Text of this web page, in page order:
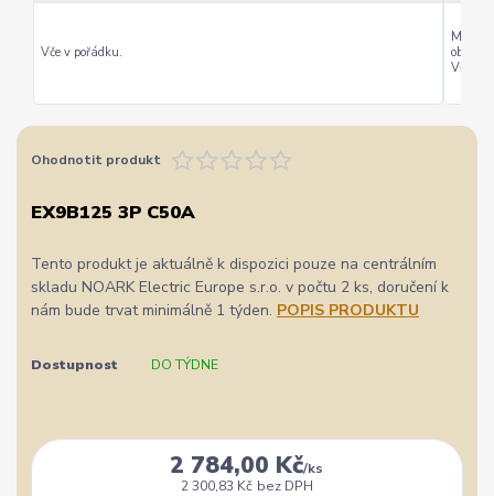
Vče v pořádku.
Můžu
Vřele
Ohodnotit produkt
EX9B125 3P C50A
Tento produkt je aktuálně k dispozici pouze na centrálním
skladu NOARK Electric Europe s.r.o. v počtu 2 ks, doručení k
nám bude trvat minimálně 1 týden. POPIS PRODUKTU
Dostupnost DO TÝDNE
2 784,00 Kč/ks
2 300,83 Kč bez DPH